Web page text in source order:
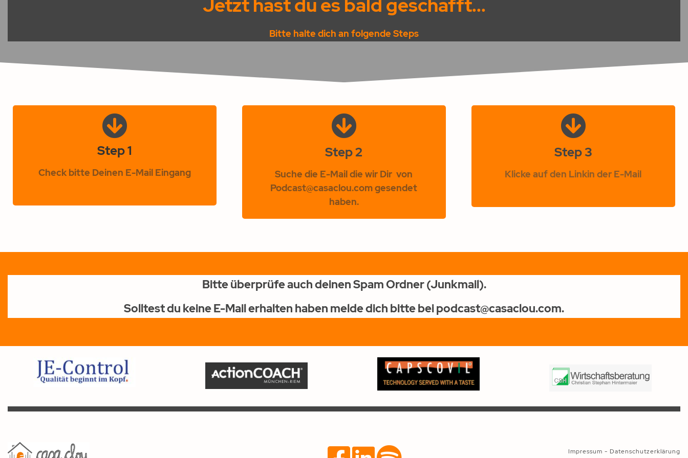
Jetzt hast du es bald geschafft...
Bitte halte dich an folgende Steps
Step 1
Check bitte Deinen E-Mail Eingang
Step 2
Suche die E-Mail die wir Dir von
Podcast@casaclou.com gesendet
haben.
Step 3
Klicke auf den Linkin der E-Mail
Bitte überprüfe auch deinen Spam Ordner (Junkmail).
Solltest du keine E-Mail erhalten haben melde dich bitte bei podcast@casaclou.com.
Impressum - Datenschutzerklärung